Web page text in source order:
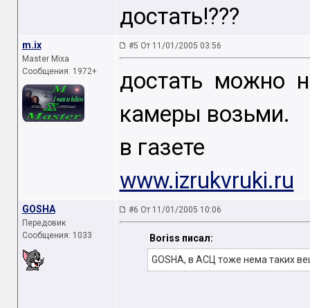
достать!???
m.ix
Master Mixa
Сообщения: 1972+
#5 От 11/01/2005 03:56
достать можно
камеры возьми.
в газете
www.izrukvruki.ru
GOSHA
Передовик
Сообщения: 1033
#6 От 11/01/2005 10:06
Boriss писал:
GOSHA, в АСЦ тоже нема таких